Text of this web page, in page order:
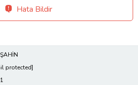
Hata Bildir
protected]